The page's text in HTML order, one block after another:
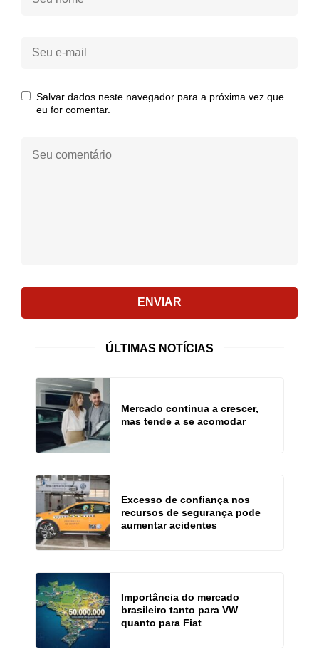
Seu
Salvar dados neste navegador para a próxima vez que
eu for comentar.
comentário:
ENVIAR
ÚLTIMAS NOTÍCIAS
Mercado continua a crescer,
mas tende a se acomodar
Excesso de confiança nos
recursos de segurança pode
aumentar acidentes
Importância do mercado
brasileiro tanto para VW
quanto para Fiat